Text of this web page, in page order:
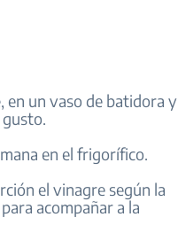
en un vaso de batidora y
en el frigorífico.
el vinagre según la
acompañar a la